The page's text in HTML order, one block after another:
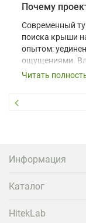
Современный
поиска крыши
опытом:
ощущениями.
шале понимают,
вернуться и
проектора.
Читать
Информация
Каталог
HitekLab